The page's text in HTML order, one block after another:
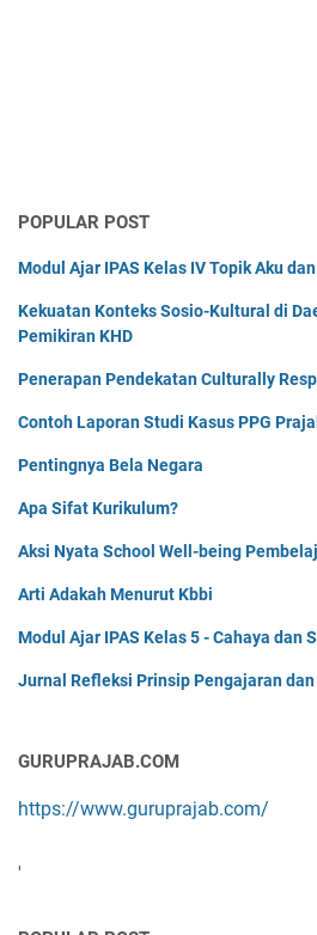
POPULAR POST
Modul Ajar IPAS Kelas IV Topik Aku
Kekuatan Konteks Sosio-Kultural di
Pemikiran KHD
Penerapan Pendekatan Culturally
Contoh Laporan Studi Kasus PPG
Pentingnya Bela Negara
Apa Sifat Kurikulum?
Aksi Nyata School Well-being
Arti Adakah Menurut Kbbi
Modul Ajar IPAS Kelas 5 - Cahaya dan
Jurnal Refleksi Prinsip Pengajaran
GURUPRAJAB.COM
https://www.guruprajab.com/
'